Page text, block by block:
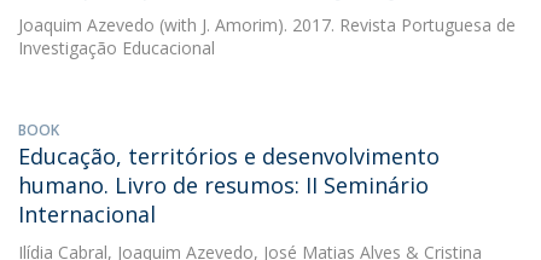
Joaquim Azevedo (with J. Amorim). 2017. Revista Portuguesa de
Investigação Educacional
BOOK
Educação, territórios e desenvolvimento
humano. Livro de resumos: II Seminário
Internacional
Ilídia Cabral, Joaquim Azevedo, José Matias Alves & Cristina